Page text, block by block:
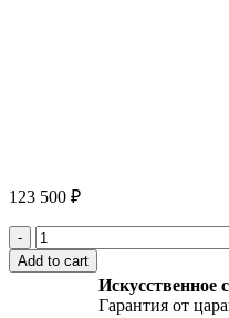
123 500 ₽
Vertu
Signature
S
Add to cart
Искусственное
Гарантия от